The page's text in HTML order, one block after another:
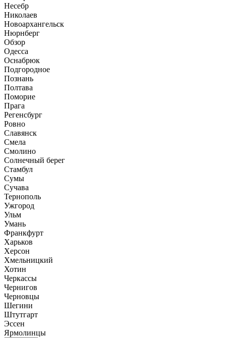
Несебр
Николаев
Новоархангельск
Нюрнберг
Обзор
Одесса
Оснабрюк
Подгородное
Познань
Полтава
Поморие
Прага
Регенсбург
Ровно
Славянск
Смела
Смолино
Солнечный берег
Стамбул
Сумы
Сучава
Тернополь
Ужгород
Ульм
Умань
Франкфурт
Харьков
Херсон
Хмельницкий
Хотин
Черкассы
Чернигов
Черновцы
Шегини
Штутгарт
Эссен
Ярмолинцы